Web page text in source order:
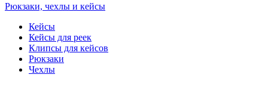
Рюкзаки, чехлы и кейсы
Кейсы
Кейсы для реек
Клипсы для кейсов
Рюкзаки
Чехлы